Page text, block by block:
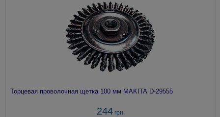
Торцевая проволочная щетка 100 мм MAKITA D-29555
244грн.